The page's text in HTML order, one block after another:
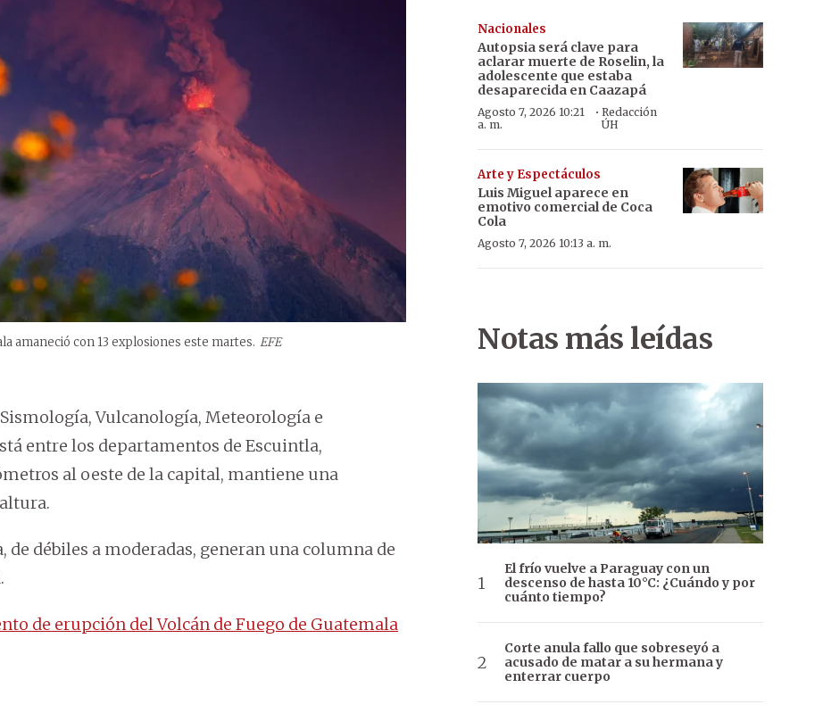
amaneció con 13 explosiones este martes. EFE
Vulcanología, Meteorología e
entre los departamentos de Escuintla,
al oeste de la capital, mantiene una
de débiles a moderadas, generan una columna de
de erupción del Volcán de Fuego de Guatemala
Nacionales
Autopsia será clave para
aclarar muerte de Roselin, la
adolescente que estaba
desaparecida en Caazapá
Agosto 7, 2026 10:21
a. m.
· Redacción
ÚH
Arte y Espectáculos
Luis Miguel aparece en
emotivo comercial de Coca
Cola
Agosto 7, 2026 10:13 a. m.
Notas más leídas
El frío vuelve a Paraguay con un
descenso de hasta 10°C: ¿Cuándo y por
cuánto tiempo?
Corte anula fallo que sobreseyó a
acusado de matar a su hermana y
enterrar cuerpo